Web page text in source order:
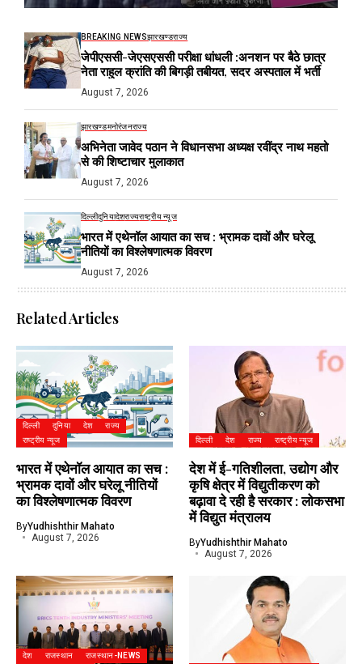
BREAKING NEWSझारखण्डराज्य
जेपीएससी-जेएसएससी परीक्षा धांधली :अनशन पर बैठे छात्र
नेता राहुल क्रांति की बिगड़ी तबीयत, सदर अस्पताल में भर्ती
August 7, 2026
झारखण्डमनोरंजनराज्य
अभिनेता जावेद पठान ने विधानसभा अध्यक्ष रवींद्र नाथ महतो
से की शिष्टाचार मुलाकात
August 7, 2026
दिल्लीदुनियादेशराज्यराष्ट्रीय न्यूज
भारत में एथेनॉल आयात का सच : भ्रामक दावों और घरेलू
नीतियों का विश्लेषणात्मक विवरण
August 7, 2026
Related Articles
दिल्ली दुनिया देश
राज्य
राष्ट्रीय न्यूज
भारत में एथेनॉल आयात का सच :
भ्रामक दावों और घरेलू नीतियों
का विश्लेषणात्मक विवरण
ByYudhishthir Mahato
August 7, 2026
दिल्ली देश राज्य राष्ट्रीय न्यूज
देश में ई-गतिशीलता, उद्योग और
कृषि क्षेत्र में विद्युतीकरण को
बढ़ावा दे रही है सरकार : लोकसभा
में विद्युत मंत्रालय
ByYudhishthir Mahato
August 7, 2026
देश राजस्थान
राजस्थान-NEWS